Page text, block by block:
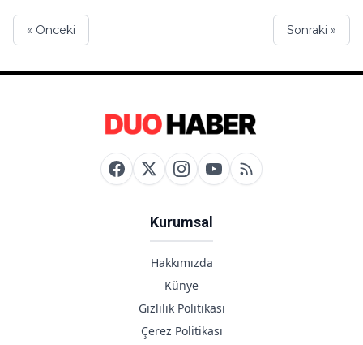
« Önceki Sonraki »
Kurumsal
Hakkımızda
Künye
Gizlilik Politikası
Çerez Politikası